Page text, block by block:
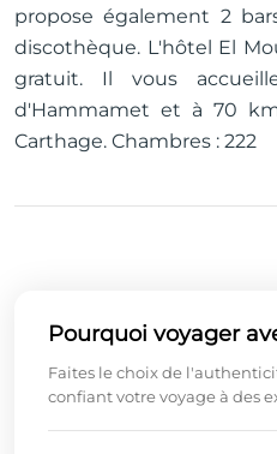
propose également 2
discothèque. L'hôtel El
gratuit. Il vous
d'Hammamet et à 70
Carthage. Chambres : 222
Pourquoi voyager
Faites le choix de
confiant votre voyage à des